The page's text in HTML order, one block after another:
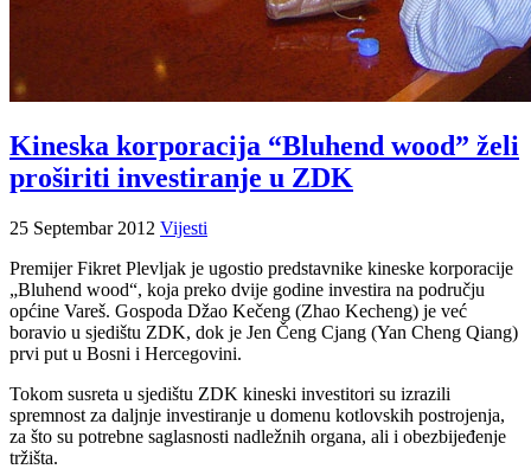
Kineska korporacija “Bluhend wood” želi
proširiti investiranje u ZDK
25 Septembar 2012 Vijesti
Premijer Fikret Plevljak je ugostio predstavnike kineske korporacije
„Bluhend wood“, koja preko dvije godine investira na području
općine Vareš. Gospoda Džao Kečeng (Zhao Kecheng) je već
boravio u sjedištu ZDK, dok je Jen Čeng Cjang (Yan Cheng Qiang)
prvi put u Bosni i Hercegovini.
Tokom susreta u sjedištu ZDK kineski investitori su izrazili
spremnost za daljnje investiranje u domenu kotlovskih postrojenja,
za što su potrebne saglasnosti nadležnih organa, ali i obezbijeđenje
tržišta.